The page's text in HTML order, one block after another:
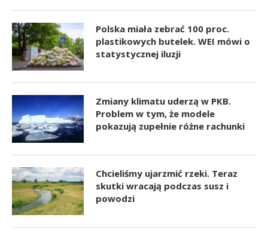
Polska miała zebrać 100 proc.
plastikowych butelek. WEI mówi o
statystycznej iluzji
Zmiany klimatu uderzą w PKB.
Problem w tym, że modele
pokazują zupełnie różne rachunki
Chcieliśmy ujarzmić rzeki. Teraz
skutki wracają podczas susz i
powodzi